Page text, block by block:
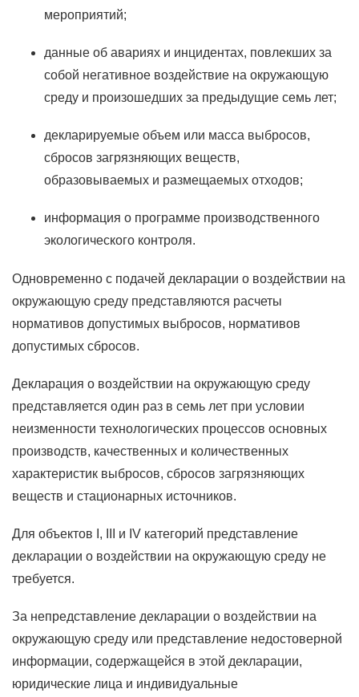
мероприятий;
данные об авариях и инцидентах, повлекших за
собой негативное воздействие на окружающую
среду и произошедших за предыдущие семь лет;
декларируемые объем или масса выбросов,
сбросов загрязняющих веществ,
образовываемых и размещаемых отходов;
информация о программе производственного
экологического контроля.
Одновременно с подачей декларации о воздействии на
окружающую среду представляются расчеты
нормативов допустимых выбросов, нормативов
допустимых сбросов.
Декларация о воздействии на окружающую среду
представляется один раз в семь лет при условии
неизменности технологических процессов основных
производств, качественных и количественных
характеристик выбросов, сбросов загрязняющих
веществ и стационарных источников.
Для объектов I, III и IV категорий представление
декларации о воздействии на окружающую среду не
требуется.
За непредставление декларации о воздействии на
окружающую среду или представление недостоверной
информации, содержащейся в этой декларации,
юридические лица и индивидуальные